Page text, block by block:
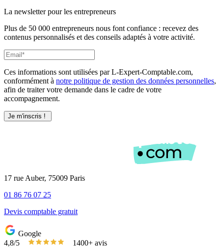
La newsletter pour les entrepreneurs
Plus de 50 000 entrepreneurs nous font confiance : recevez des
contenus personnalisés et des conseils adaptés à votre activité.
Ces informations sont utilisées par L-Expert-Comptable.com,
conformément à notre politique de gestion des données personnelles,
afin de traiter votre demande dans le cadre de votre
accompagnement.
17 rue Auber, 75009 Paris
01 86 76 07 25
Devis comptable gratuit
Google
4,8/5
1400+ avis